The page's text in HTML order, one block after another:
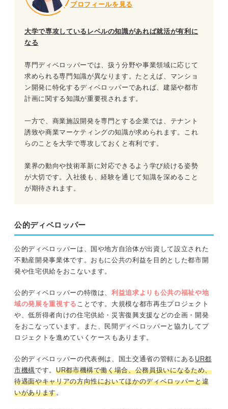
プロフィールを見る
大学で専攻しているレベルの知識があれば就活が有利に
なる
専門ディベロッパーでは、扱う分野や事業領域に応じて
求められる専門知識が異なります。たとえば、マンショ
ン開発に特化するディベロッパーであれば、建築や都市
計画に関する知識が重要視されます。
一方で、商業施設開発を専門とする企業では、テナント
誘致や商業マーケティングの知識が求められます。これ
らのことを大学で専攻しておくと有利です。
業界の動向や技術革新に対応できるよう学び続ける姿勢
が大切です。入社後も、経験を通じて知識を深めること
が期待されます。
公的ディベロッパー
公的ディベロッパーは、国や地方自治体が出資して設立された
不動産開発事業体です。おもに公共の利益を目的とした都市開
発や住宅供給をおこないます。
公的ディベロッパーの特徴は、利益追求よりも公共の福祉や地
域の発展を重視する ことです。大規模な都市再生プロジェクト
や、低所得者向けの住宅供給・災害復興支援などの企画・開発
をおこなっています。また、民間ディベロッパーと協力してプ
ロジェクトを進めていくケースもあります。
公的ディベロッパーの代表例は、国土交通省の管轄にある UR都
市機構です。 UR都市機構で働く場合、公務員扱いになるため、
待遇面やキャリアの方向性においてほかのディベロッパーと違
いがあります。